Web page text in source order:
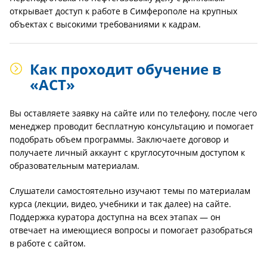
открывает доступ к работе в Симферополе на крупных
объектах с высокими требованиями к кадрам.
Как проходит обучение в
«АСТ»
Вы оставляете заявку на сайте или по телефону, после чего
менеджер проводит бесплатную консультацию и помогает
подобрать объем программы. Заключаете договор и
получаете личный аккаунт с круглосуточным доступом к
образовательным материалам.
Слушатели самостоятельно изучают темы по материалам
курса (лекции, видео, учебники и так далее) на сайте.
Поддержка куратора доступна на всех этапах — он
отвечает на имеющиеся вопросы и помогает разобраться
в работе с сайтом.